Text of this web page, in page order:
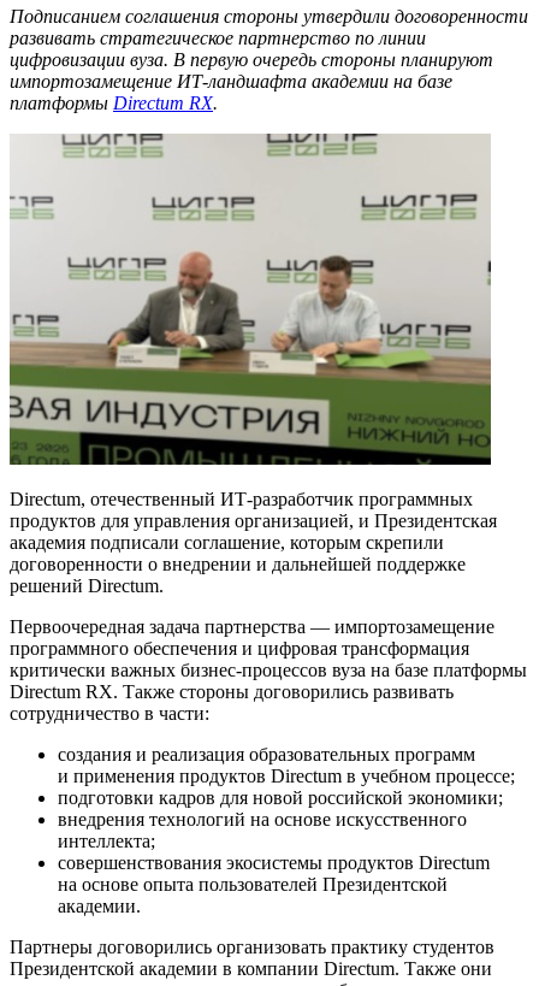
Подписанием соглашения стороны утвердили договоренности
развивать стратегическое партнерство по линии
цифровизации вуза. В первую очередь стороны планируют
импортозамещение ИТ-ландшафта академии на базе
платформы Directum RX.
Directum, отечественный ИТ-разработчик программных
продуктов для управления организацией, и Президентская
академия подписали соглашение, которым скрепили
договоренности о внедрении и дальнейшей поддержке
решений Directum.
Первоочередная задача партнерства — импортозамещение
программного обеспечения и цифровая трансформация
критически важных бизнес-процессов вуза на базе платформы
Directum RX. Также стороны договорились развивать
сотрудничество в части:
создания и реализация образовательных программ
и применения продуктов Directum в учебном процессе;
подготовки кадров для новой российской экономики;
внедрения технологий на основе искусственного
интеллекта;
совершенствования экосистемы продуктов Directum
на основе опыта пользователей Президентской
академии.
Партнеры договорились организовать практику студентов
Президентской академии в компании Directum. Также они